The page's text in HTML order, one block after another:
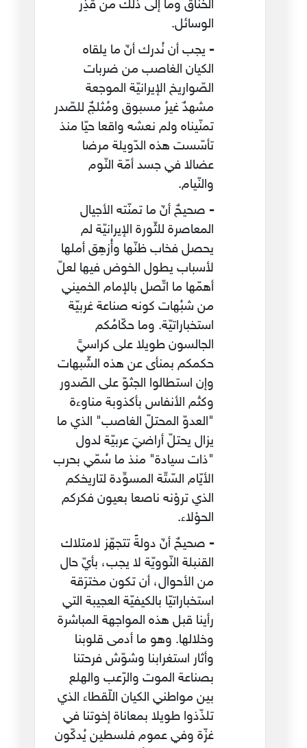
الخناق وما إلى ذلك من قذِر
الوسائل.
- يجب أن نُدرك أنّ ما يلقاه
الكيان الغاصب من ضربات
الصّواريخ الإيرانيّة الموجعة
مشهدٌ غيرُ مسبوق ومُثلجٌ للصّدر
تمنّيناه ولم نعشه واقعا حيّا منذ
تأسّست هذه الدّويلة مرضا
عضالا في جسد أمّة النّوم
والنّيام.
- صحيحٌ أنّ ما تمنّته الأجيال
المعاصرة للثّورة الإيرانيّة لم
يحصل فخاب ظنّها وأُزهِق أملها
لأسباب يطول الخوض فيها لعلّ
أهمّها ما اتّصل بالإمام الخميني
من شبُهات كونه صناعة غربيّة
استخباراتيّة. وما حكّامُكم
الجالسون طويلا على كراسيَّ
حكمكم بمنأى عن هذه الشّبهات
وإن استطالوا الجثوّ على الصّدور
وكتْم الأنفاس بأكذوبة مناوءة
"العدوّ المحتلّ الغاصب" الذي ما
يزال يحتلّ أراضيَ عربيّة لدول
"ذات سيادة" منذ ما سُمّي بحرب
الأيّام السّتّة المسوِّدة لتاريخكم
الذي تروْنه ناصعا بعيون فكركم
الحوْلاء.
- صحيحٌ أنّ دولةً تتجهّز لامتلاك
القنبلة النّوويّة لا يجب، بأيّ حال
من الأحوال، أن تكون مخترَقة
استخباراتيّا بالكيفيّة العجيبة التي
رأينا قبل هذه المواجهة المباشرة
وخلالها. وهو ما أدمى قلوبنا
وأثار استغرابنا وشوّش فرحتنا
بصناعة الموت والرّعب والهلع
بين مواطني الكيان اللّقطاء الذي
تلذّذوا طويلا بمعاناة إخوتنا في
غزّة وفي عموم فلسطين يُدكّون